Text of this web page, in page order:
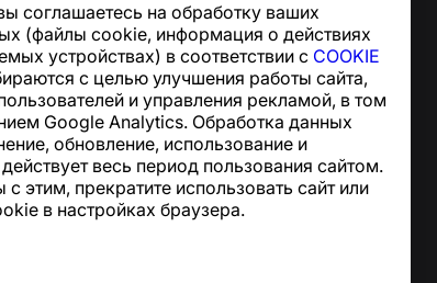
соглашаетесь на обработку ваших
(файлы cookie, информация о действиях
устройствах) в соответствии с COOKIE
с целью улучшения работы сайта,
и управления рекламой, в том
Google Analytics. Обработка данных
обновление, использование и
весь период пользования сайтом.
этим, прекратите использовать сайт или
в настройках браузера.
Новости и статьи
О проекте
Контакты